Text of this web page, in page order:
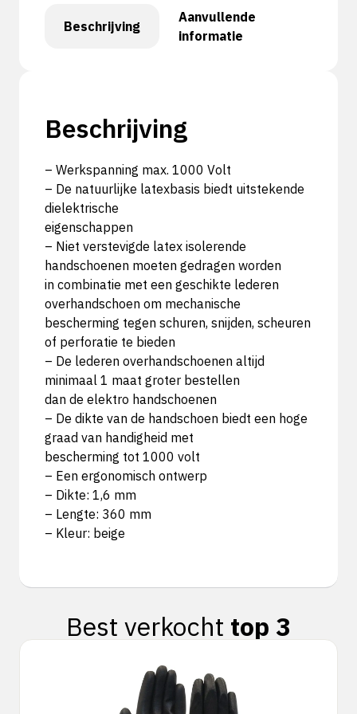
Beschrijving
Aanvullende
informatie
Beschrijving
– Werkspanning max. 1000 Volt
– De natuurlijke latexbasis biedt uitstekende
dielektrische
eigenschappen
– Niet verstevigde latex isolerende
handschoenen moeten gedragen worden
in combinatie met een geschikte lederen
overhandschoen om mechanische
bescherming tegen schuren, snijden, scheuren
of perforatie te bieden
– De lederen overhandschoenen altijd
minimaal 1 maat groter bestellen
dan de elektro handschoenen
– De dikte van de handschoen biedt een hoge
graad van handigheid met
bescherming tot 1000 volt
– Een ergonomisch ontwerp
– Dikte: 1,6 mm
– Lengte: 360 mm
– Kleur: beige
Best verkocht top 3